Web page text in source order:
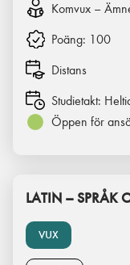
Komvux –
Poäng: 100
Distans
Studietakt:
Öppen för
VUX
LATIN – SPRÅK